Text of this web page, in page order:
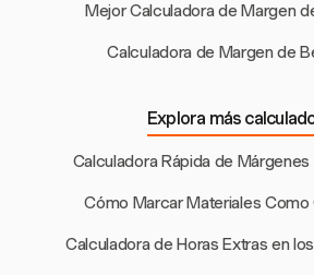
Mejor Calculadora de Margen
Calculadora de Margen de
Explora más
Calculadora Rápida de Márgenes
Cómo Marcar Materiales Como
Calculadora de Horas Extras en